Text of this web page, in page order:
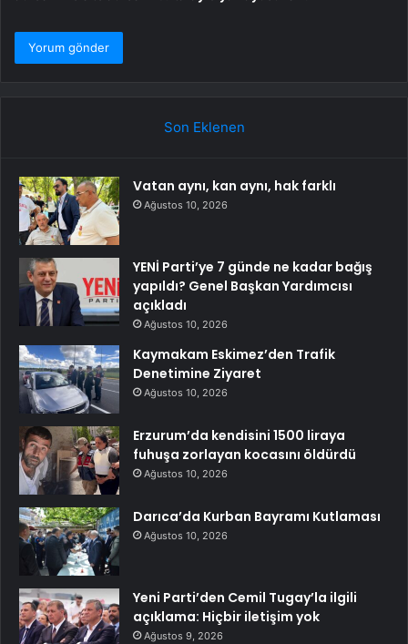
Son Eklenen
Vatan aynı, kan aynı, hak farklı
Ağustos 10, 2026
YENİ Parti’ye 7 günde ne kadar bağış
yapıldı? Genel Başkan Yardımcısı
açıkladı
Ağustos 10, 2026
Kaymakam Eskimez’den Trafik
Denetimine Ziyaret
Ağustos 10, 2026
Erzurum’da kendisini 1500 liraya
fuhuşa zorlayan kocasını öldürdü
Ağustos 10, 2026
Darıca’da Kurban Bayramı Kutlaması
Ağustos 10, 2026
Yeni Parti’den Cemil Tugay’la ilgili
açıklama: Hiçbir iletişim yok
Ağustos 9, 2026